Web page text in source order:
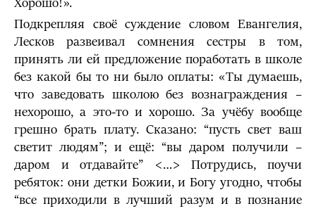
Хорошо!».
Подкрепляя своё суждение словом Евангелия,
Лесков развеивал сомнения сестры в том,
принять ли ей предложение поработать в школе
без какой бы то ни было оплаты: «Ты думаешь,
что заведовать школою без вознаграждения –
нехорошо, а это-то и хорошо. За учёбу вообще
грешно брать плату. Сказано: “пусть свет ваш
светит людям”; и ещё: “вы даром получили –
даром и отдавайте” <…> Потрудись, поучи
ребяток: они детки Божии, и Богу угодно, чтобы
“все приходили в лучший разум и в познание